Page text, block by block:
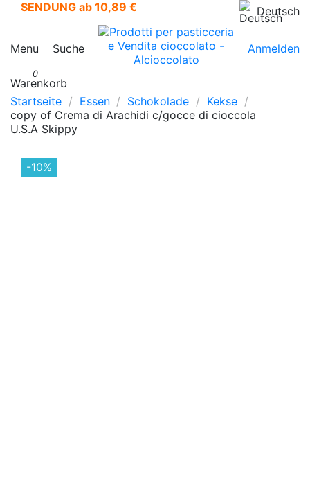
SENDUNG ab 10,89 € Deutsch
Menu Suche Anmelden
0
Warenkorb
Startseite
Essen Schokolade
Kekse
copy of Crema di Arachidi c/gocce di cioccola
U.S.A Skippy
-10%